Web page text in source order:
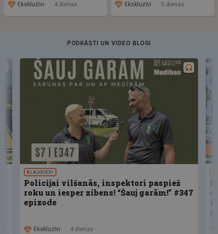
Ekskluzīvi 4 dienas Ekskluzīvi 5 dienas
PODKĀSTI UN VIDEO BLOGI
KLAUSIES!
Policijai vilšanās, inspektori paspiež
roku un iesper zibens! “Šauj garām!” #347
epizode
Ekskluzīvi 4 dienas